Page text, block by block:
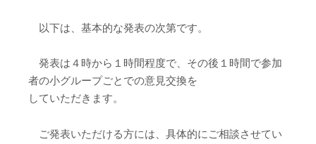
以下は、基本的な発表の次第です。
発表は４時から１時間程度で、その後１時間で参加
者の小グループごとでの意見交換を
していただきます。
ご発表いただける方には、具体的にご相談させてい